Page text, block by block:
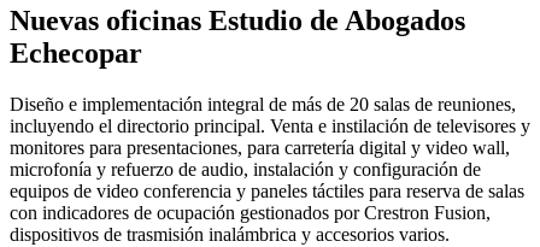
más
grande
Nuevas oficinas Estudio de Abogados
Echecopar
Diseño e implementación integral de más de 20 salas de reuniones,
incluyendo el directorio principal. Venta e instilación de televisores y
monitores para presentaciones, para carretería digital y video wall,
microfonía y refuerzo de audio, instalación y configuración de
equipos de video conferencia y paneles táctiles para reserva de salas
con indicadores de ocupación gestionados por Crestron Fusion,
dispositivos de trasmisión inalámbrica y accesorios varios.